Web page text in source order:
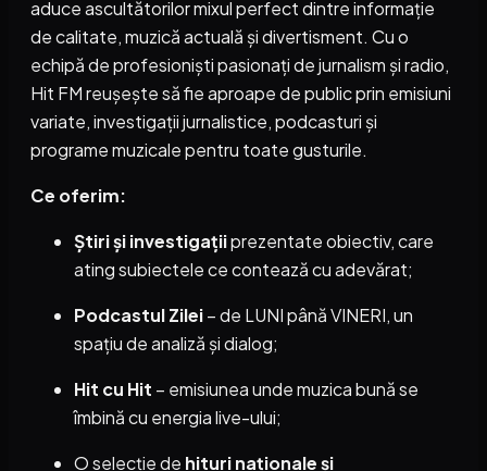
aduce ascultătorilor mixul perfect dintre informație
de calitate, muzică actuală și divertisment. Cu o
echipă de profesioniști pasionați de jurnalism și radio,
Hit FM reușește să fie aproape de public prin emisiuni
variate, investigații jurnalistice, podcasturi și
programe muzicale pentru toate gusturile.
Ce oferim:
Știri și investigațiiprezentate obiectiv, care
ating subiectele ce contează cu adevărat;
Podcastul Zilei– de LUNI până VINERI, un
spațiu de analiză și dialog;
Hit cu Hit – emisiunea unde muzica bună se
îmbină cu energia live-ului;
O selecție de hituri naționale și